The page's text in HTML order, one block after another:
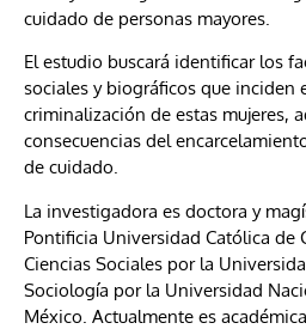
cuidado de personas mayores.
El estudio buscará identificar los
sociales y biográficos que inciden
criminalización de estas mujeres,
consecuencias del
de cuidado.
La investigadora es doctora y
Pontificia Universidad Católica de
Ciencias Sociales por la
Sociología por la Universidad
México. Actualmente es